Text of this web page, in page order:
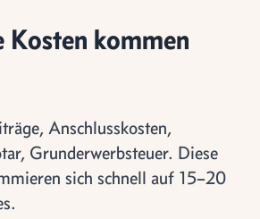
Kosten kommen
Anschlusskosten,
Grunderwerbsteuer. Diese
sich schnell auf 15–20